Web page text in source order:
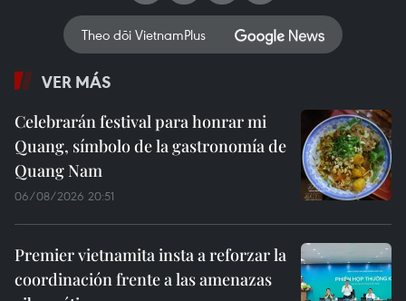
Theo dõi VietnamPlus
VER MÁS
Celebrarán festival para honrar mi
Quang, símbolo de la gastronomía de
Quang Nam
06/08/2026 20:51
Premier vietnamita insta a reforzar la
coordinación frente a las amenazas